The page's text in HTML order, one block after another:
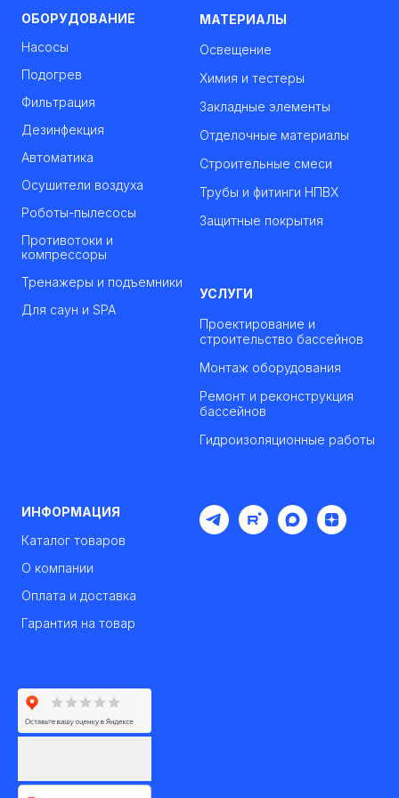
ОБОРУДОВАНИЕ
Насосы
Подогрев
Фильтрация
Дезинфекция
Автоматика
Осушители воздуха
Роботы-пылесосы
Противотоки и
компрессоры
Тренажеры и подъемники
Для саун и SPA
МАТЕРИАЛЫ
Освещение
Химия и тестеры
Закладные элементы
Отделочные материалы
Строительные смеси
Трубы и фитинги НПВХ
Защитные покрытия
УСЛУГИ
Проектирование и
строительство бассейнов
Монтаж оборудования
Ремонт и реконструкция
бассейнов
Гидроизоляционные работы
ИНФОРМАЦИЯ
Каталог товаров
О компании
Оплата и доставка
Гарантия на товар